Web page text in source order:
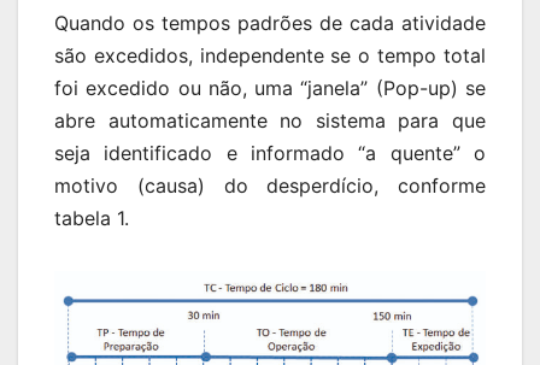
Quando os tempos padrões de cada atividade
são excedidos, independente se o tempo total
foi excedido ou não, uma “janela” (Pop-up) se
abre automaticamente no sistema para que
seja identificado e informado “a quente” o
motivo (causa) do desperdício, conforme
tabela 1.